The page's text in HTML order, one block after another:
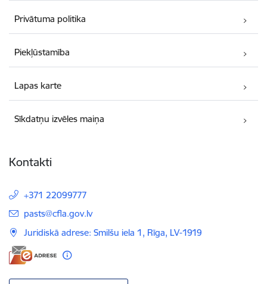
Privātuma politika
Piekļūstamība
Lapas karte
Sīkdatņu izvēles maiņa
Kontakti
+371 22099777
E-pasts:
pasts@cfla.gov.lv
Juridiskā adrese: Smilšu iela 1, Rīga, LV-1919